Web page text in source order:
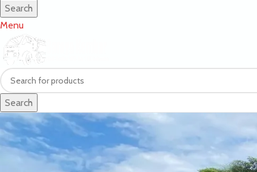
Search
Menu
Search
Blog
Home Wawasan Umum
Wawasan Umum